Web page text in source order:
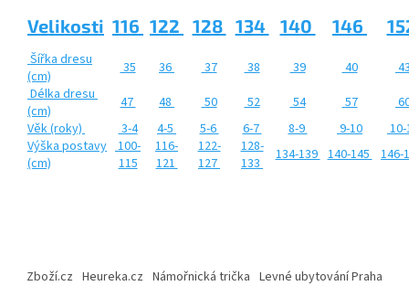
Velikosti 116 122 128 134 140 146
Šířka dresu
(cm)
35 36 37 38 39 40
Délka dresu
(cm)
47 48 50 52 54 57
Věk (roky)
3-4 4-5 5-6 6-7 8-9 9-10
10-
Výška postavy
(cm)
100-
115
116-
121
122-
127
128-
133
134-139 140-145 146-
Zboží.cz Heureka.cz Námořnická trička Levné ubytování Praha